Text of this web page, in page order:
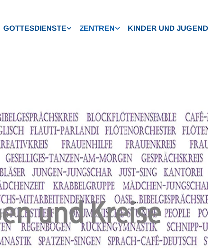
GOTTESDIENSTE ZENTREN KINDER UND JUGEND